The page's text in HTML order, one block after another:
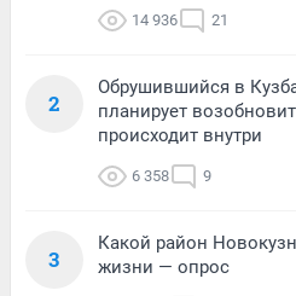
14 936 21
2
Обрушившийся в
планирует
происходит внутри
6 358 9
3
Какой район
жизни — опрос